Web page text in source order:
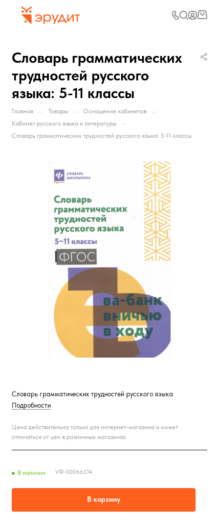
Словарь грамматических
трудностей русского
языка: 5-11 классы
Главная — Товары — Оснащение кабинетов —
Кабинет русского языка и литературы —
Словарь грамматических трудностей русского языка: 5-11 классы
Словарь грамматических трудностей русского языка
Подробности
Цена действительна только для интернет-магазина и может
отличаться от цен в розничных магазинах
В наличии УФ-00066374
В корзину